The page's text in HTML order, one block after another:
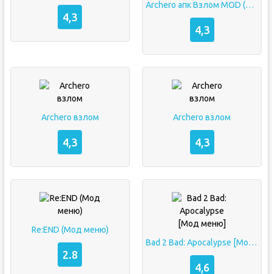
4,3
Archero апк Взлом MOD (меню, высокий урон, атака сквозь стену)
4,3
Archero взлом
4,3
Archero взлом
4,3
Re:END (Мод меню)
2.8
Bad 2 Bad: Apocalypse [Мод меню]
4,6